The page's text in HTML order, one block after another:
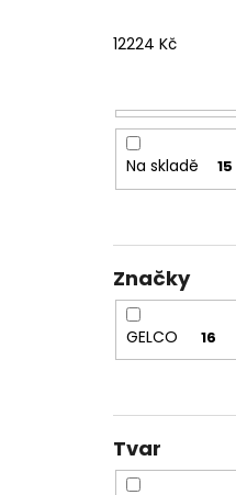
12224 Kč
Na skladě 15
Značky
GELCO 16
Tvar
12 080 Kč
Původně: